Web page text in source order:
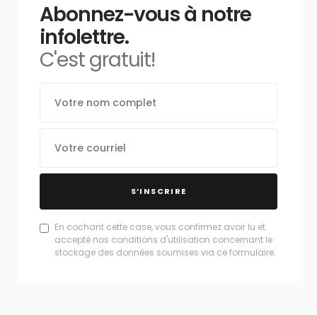
Abonnez-vous à notre
infolettre.
C'est gratuit!
S’INSCRIRE
En cochant cette case, vous confirmez avoir lu et
accepté nos conditions d'utilisation concernant le
stockage des données soumises via ce formulaire.